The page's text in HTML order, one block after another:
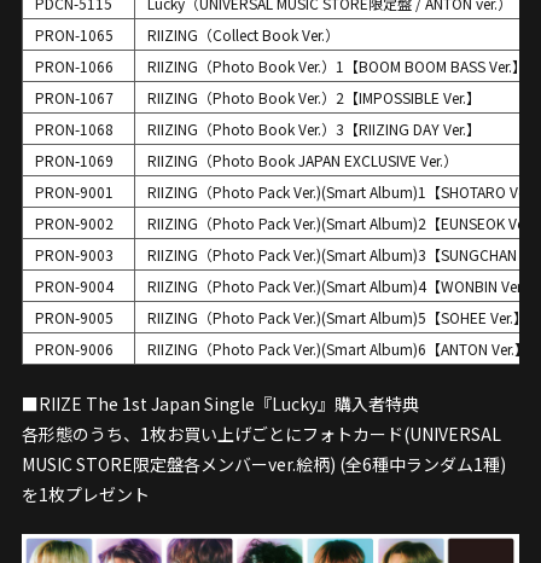
PRON-1065
RIIZING（Collect Book Ver.）
PRON-1066
RIIZING（Photo Book Ver.）1【BOOM BOOM BASS Ver.】
PRON-1067
RIIZING（Photo Book Ver.）2【IMPOSSIBLE Ver.】
PRON-1068
RIIZING（Photo Book Ver.）3【RIIZING DAY Ver.】
PRON-1069
RIIZING（Photo Book JAPAN EXCLUSIVE Ver.）
PRON-9001
RIIZING（Photo Pack Ver.)(Smart Album)1【SHOTARO Ver.
PRON-9002
RIIZING（Photo Pack Ver.)(Smart Album)2【EUNSEOK Ver.
PRON-9003
RIIZING（Photo Pack Ver.)(Smart Album)3【SUNGCHAN
PRON-9004
RIIZING（Photo Pack Ver.)(Smart Album)4【WONBIN Ver.】
PRON-9005
RIIZING（Photo Pack Ver.)(Smart Album)5【SOHEE Ver.】
PRON-9006
RIIZING（Photo Pack Ver.)(Smart Album)6【ANTON Ver.】
■RIIZE The 1st Japan Single『Lucky』購入者特典
各形態のうち、1枚お買い上げごとにフォトカード(UNIVERSAL
MUSIC STORE限定盤各メンバーver.絵柄) (全6種中ランダム1種)
を1枚プレゼント